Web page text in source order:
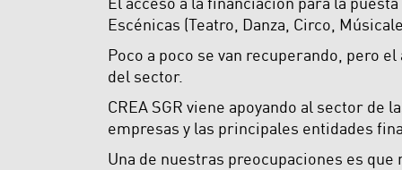
Escénicas (Teatro, Danza, Circo,
Poco a poco se van recuperando, pero
del sector.
CREA SGR viene apoyando al sector
empresas y las principales entidades
Una de nuestras preocupaciones es